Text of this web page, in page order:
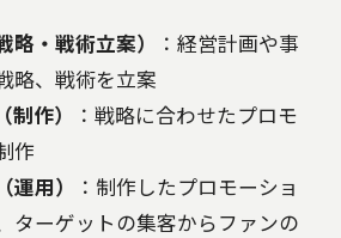
略・戦術立案）
：経営計画や事
略、戦術を立案
作）
：戦略に合わせたプロモ
作
運用）
：制作したプロモーショ
ターゲットの集客からファンの